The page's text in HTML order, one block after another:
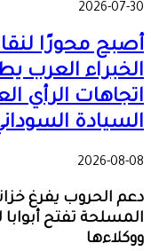
2026-07-30
أصبح محورًا
الخبراء العرب
اتجاهات
السيادة
2026-08-08
دعم الحروب يفرغ
المسلحة تفتح أبوابا
ووكلاءها